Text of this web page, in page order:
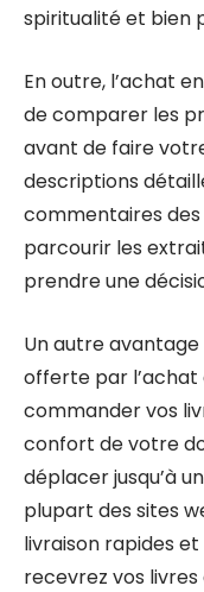
spiritualité et bien
En outre, l’achat
de comparer les
avant de faire
descriptions
commentaires
parcourir les
prendre une
Un autre
offerte par l’achat
commander vos
confort de votre
déplacer jusqu’à
plupart des sites
livraison rapides et
recevrez vos